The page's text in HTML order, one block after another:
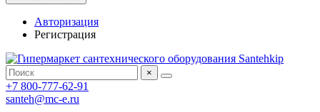
Авторизация
Регистрация
×
+7 800-777-62-91
santeh@mc-e.ru